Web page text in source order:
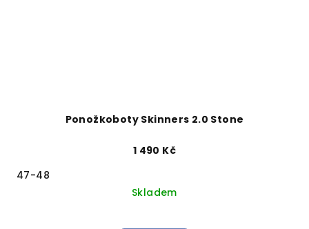
Ponožkoboty Skinners 2.0 Stone
1 490 Kč
47-48
Skladem